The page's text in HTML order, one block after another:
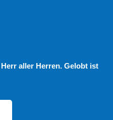
aller Herren. Gelobt ist